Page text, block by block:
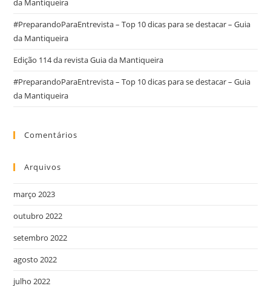
da Mantiqueira
#PreparandoParaEntrevista – Top 10 dicas para se destacar – Guia
da Mantiqueira
Edição 114 da revista Guia da Mantiqueira
#PreparandoParaEntrevista – Top 10 dicas para se destacar – Guia
da Mantiqueira
Comentários
Arquivos
março 2023
outubro 2022
setembro 2022
agosto 2022
julho 2022